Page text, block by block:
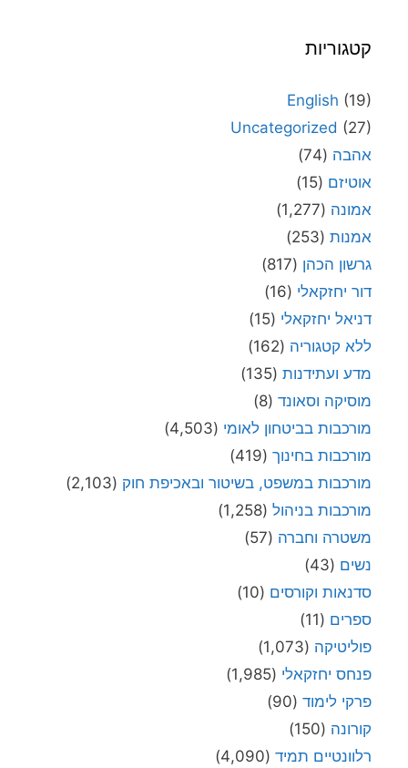
קטגוריות
English (19)
Uncategorized (27)
אהבה (74)
אוטיזם (15)
אמונה (1,277)
אמנות (253)
גרשון הכהן (817)
דור יחזקאלי (16)
דניאל יחזקאלי (15)
ללא קטגוריה (162)
מדע ועתידנות (135)
מוסיקה וסאונד (8)
מורכבות בביטחון לאומי (4,503)
מורכבות בחינוך (419)
מורכבות במשפט, בשיטור ובאכיפת חוק (2,103)
מורכבות בניהול (1,258)
משטרה וחברה (57)
נשים (43)
סדנאות וקורסים (10)
ספרים (11)
פוליטיקה (1,073)
פנחס יחזקאלי (1,985)
פרקי לימוד (90)
קורונה (150)
רלוונטיים תמיד (4,090)